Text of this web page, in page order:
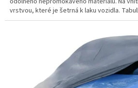
vrstvou, které je šetrná k laku vozidla.